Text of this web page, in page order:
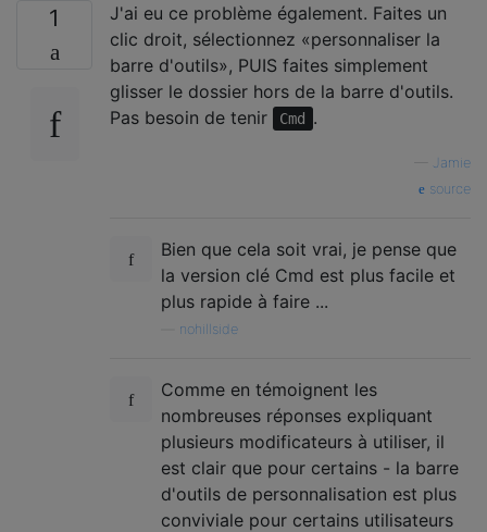
1
J'ai eu ce problème également. Faites un
clic droit, sélectionnez «personnaliser la
barre d'outils», PUIS faites simplement
glisser le dossier hors de la barre d'outils.
Pas besoin de tenir
Cmd .
Jamie
source
Bien que cela soit vrai, je pense que
la version clé Cmd est plus facile et
plus rapide à faire ...
nohillside
Comme en témoignent les
nombreuses réponses expliquant
plusieurs modificateurs à utiliser, il
est clair que pour certains - la barre
d'outils de personnalisation est plus
conviviale pour certains utilisateurs